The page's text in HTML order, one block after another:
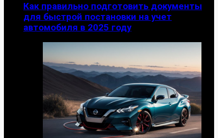
Как правильно подготовить документы
для быстрой постановки на учет
автомобиля в 2025 году